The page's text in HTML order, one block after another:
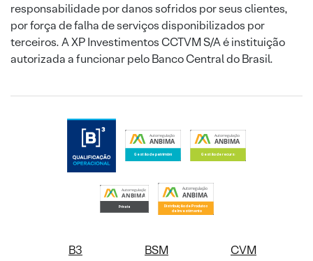
responsabilidade por danos sofridos por seus clientes,
por força de falha de serviços disponibilizados por
terceiros. A XP Investimentos CCTVM S/A é instituição
autorizada a funcionar pelo Banco Central do Brasil.
B3 BSM
CVM